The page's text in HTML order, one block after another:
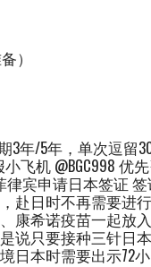
）
3年/5年，单次逗留
飞机 @BGC998 优
宾申请日本签证 签
赴日时不再需要进
康希诺疫苗一起放
说只要接种三针日
本时需要出示72